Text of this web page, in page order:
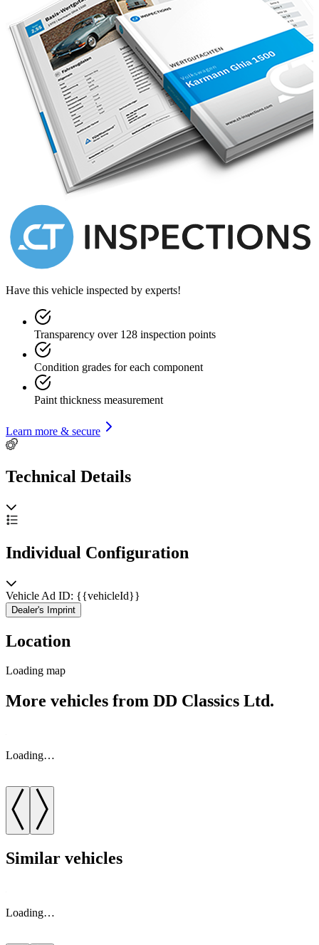
Sports duo-tone 3-spoke hide-trimmed steering wheel
Storage case to centre console
Twin front armrests
Ventilated front seats with massage function
Rear-view camera
Remote controlled garage door opener
Space-saving spare wheel
Sports exhaust system
Battery charger with UK adaptor
First aid kit and warning triangle
A highly specified and well-presented Continental GT V8 S finished
in a timeless colour combination, offering effortless performance,
luxury and everyday usability.
Now available for viewing at the DD Classics Dealership in
London, please call to book an appointment.
Every effort has been made to ensure the accuracy of the above
information but errors may occur. Please check with a salesperson.
Have this vehicle inspected by experts!
Transparency over 128 inspection points
Condition grades for each component
Paint thickness measurement
Learn more & secure
Technical Details
Individual Configuration
Vehicle Ad ID: {{vehicleId}}
Dealer's Imprint
Location
Loading map
More vehicles from DD Classics Ltd.
Loading…
Similar vehicles
Loading…